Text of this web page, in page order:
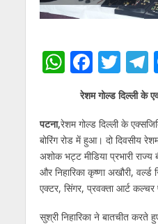
W
at
s
A
p
p
F
ac
e
b
o
o
k
T
w
itt
er
रेशम गोल्ड दिल्ली के
पटना,रेशम गोल्ड दिल्ली के
बोरिंग रोड में हुआ। दो दिवसीय
अशोक भट्ट मीडिया प्रभारी
और निहारिका कृष्णा अखौरी, वर्ल्ड
एक्टर, सिंगर, प्रवक्ता आर्ट
सुश्री निहारिका ने बातचीत करते